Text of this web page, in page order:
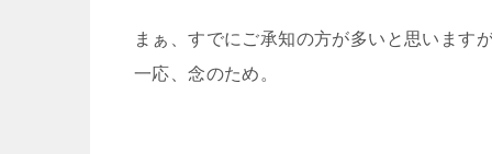
まぁ、すでにご承知の方が多いと思います
一応、念のため。